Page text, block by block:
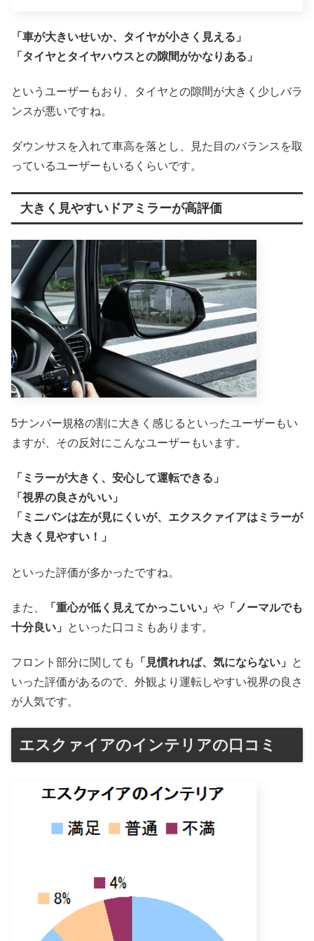
「車が大きいせいか、タイヤが小さく見える」
「タイヤとタイヤハウスとの隙間がかなりある」
というユーザーもおり、タイヤとの隙間が大きく少しバラ
ンスが悪いですね。
ダウンサスを入れて車高を落とし、見た目のバランスを取
っているユーザーもいるくらいです。
大きく見やすいドアミラーが高評価
5ナンバー規格の割に大きく感じるといったユーザーもい
ますが、その反対にこんなユーザーもいます。
「ミラーが大きく、安心して運転できる」
「視界の良さがいい」
「ミニバンは左が見にくいが、エクスクァイアはミラーが
大きく見やすい！」
といった評価が多かったですね。
また、 「重心が低く見えてかっこいい」 や 「ノーマルでも
十分良い」
といった口コミもあります。
フロント部分に関しても 「見慣れれば、気にならない」
と
いった評価があるので、外観より運転しやすい視界の良さ
が人気です。
エスクァイアのインテリアの口コミ